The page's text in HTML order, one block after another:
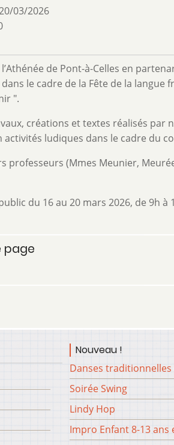
03/2026
de Pont-à-Celles en
le cadre de la Fête de la langue
".
créations et textes réalisés par
ludiques dans le cadre du
professeurs (Mmes Meunier,
du 16 au 20 mars 2026, de 9h à
page
Nouveau !
Danses
Soirée Swing
Lindy Hop
Impro Enfant 8-13 ans